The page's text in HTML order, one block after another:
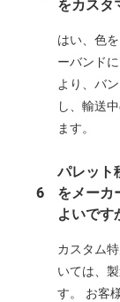
をカスタ
はい、色
ーバンド
より、バ
し、輸送
ます。
6
パレット
をメーカ
よいです
カスタム
いては、
す。 お客